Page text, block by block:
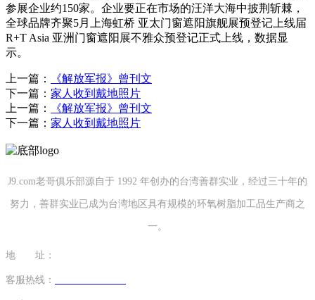
参展企业约150家。企业要正在市场的汪洋大海中披荆斩棘，
全球品牌齐聚5月上海虹桥 亚太门窗遮阳旗舰展预登记上线届
R+T Asia 亚洲门窗遮阳展不雅众预登记正式上线，数据显
示。
上一篇：
《解放军报》曾刊文
下一篇： 家人收到戴地照片
上一篇：
《解放军报》曾刊文
下一篇： 家人收到戴地照片
J9.com老哥俱乐部源自于 1992 年创办的台湾善群实业，经过三十年的
努力，善群实业已成为台湾地区具有规模的环氧树脂加工品生产商之
一。
地 址：
客服热线：